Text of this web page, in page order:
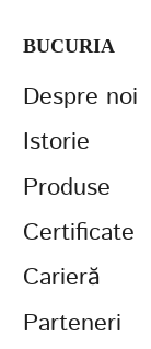
BUCURIA
Despre noi
Istorie
Produse
Certificate
Carieră
Parteneri